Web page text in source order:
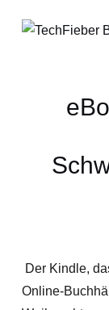
Der Kindle,
Online-